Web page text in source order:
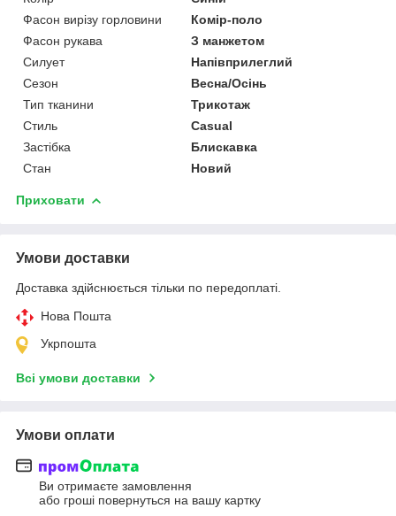
Фасон вирізу горловини
Комір-поло
Фасон рукава
З манжетом
Силует
Напівприлеглий
Сезон
Весна/Осінь
Тип тканини
Трикотаж
Стиль
Casual
Застібка
Блискавка
Стан
Новий
Приховати
Умови доставки
Доставка здійснюється тільки по передоплаті.
Нова Пошта
Укрпошта
Всі умови доставки
Умови оплати
Ви отримаєте замовлення
або гроші повернуться на вашу картку